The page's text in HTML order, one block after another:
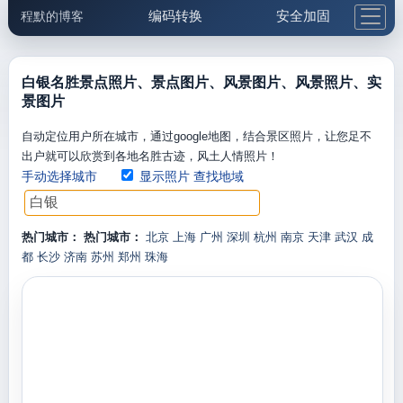
程默的博客 编码转换 安全加固
邮件工具 生活便民 更多工具
白银名胜景点照片、景点图片、风景图片、风景照片、实
景图片
自动定位用户所在城市，通过google地图，结合景区照片，让您足不
出户就可以欣赏到各地名胜古迹，风土人情照片！
手动选择城市 显示照片 查找地域
热门城市： 热门城市： 北京 上海 广州 深圳 杭州 南京 天津 武汉 成
都 长沙 济南 苏州 郑州 珠海